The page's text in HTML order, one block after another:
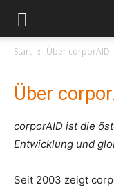
Start Über corporAID
Über
corporAID ist die
Entwicklung und
Seit 2003 zeigt